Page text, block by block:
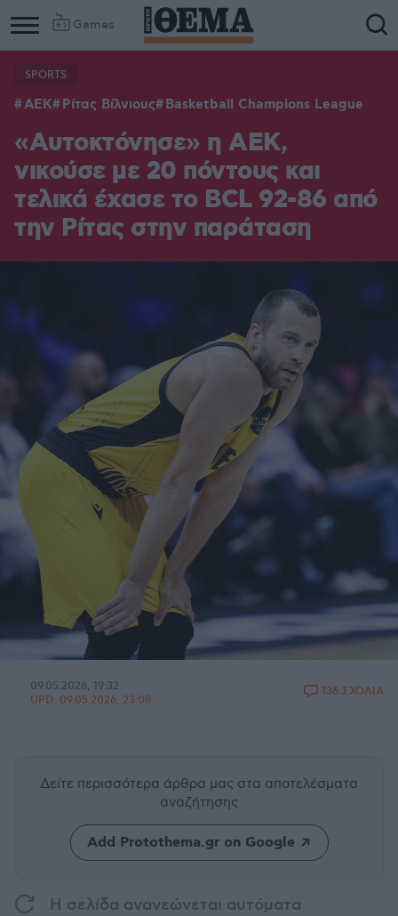
Games
SPORTS
ΑΕΚ Ρίτας Βίλνιους Basketball Champions League
«Αυτοκτόνησε» η ΑΕΚ,
νικούσε με 20 πόντους και
τελικά έχασε το BCL 92-86 από
την Ρίτας στην παράταση
09.05.2026, 19:32
UPD: 09.05.2026, 23:08
136 ΣΧΟΛΙΑ
Δείτε περισσότερα άρθρα μας στα αποτελέσματα
αναζήτησης
Add Protothema.gr on Google
H σελίδα ανανεώνεται αυτόματα